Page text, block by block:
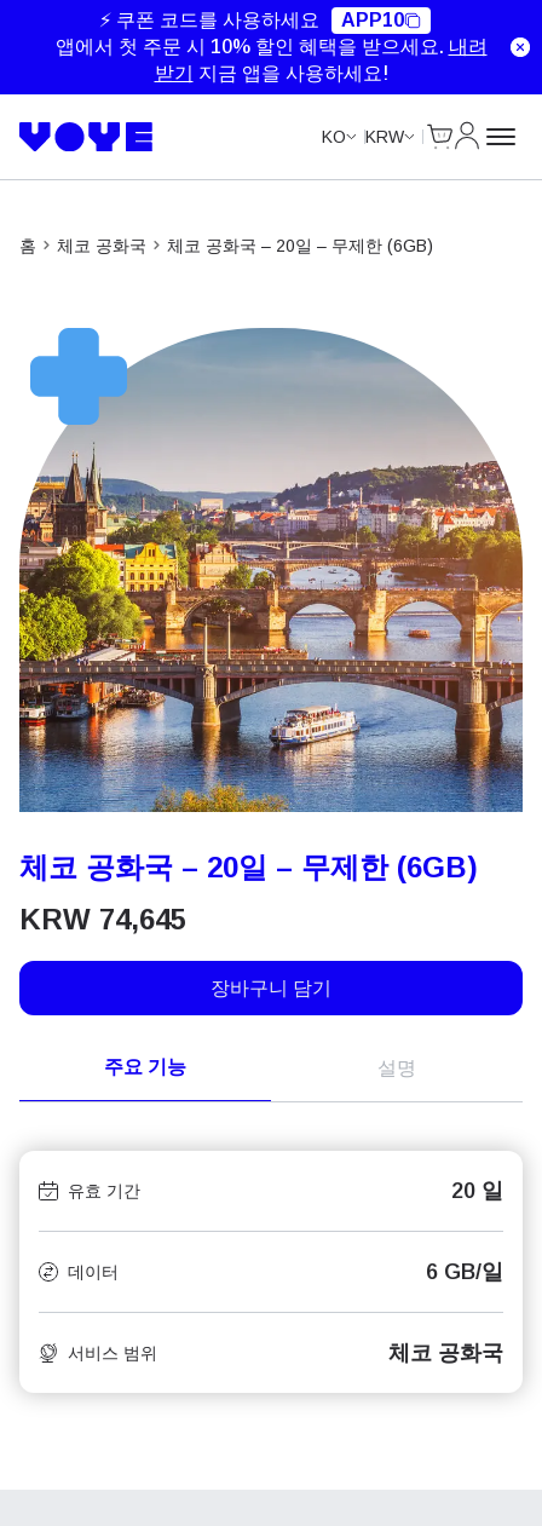
⚡ 쿠폰 코드를 사용하세요
APP10
앱에서 첫 주문 시 10% 할인 혜택을 받으세요. 내려
받기
지금 앱을 사용하세요!
KO KRW
홈 체코 공화국 체코 공화국 – 20일 – 무제한 (6GB)
체코 공화국 – 20일 – 무제한 (6GB)
KRW 74,645
장바구니 담기
주요 기능 설명
유효 기간 20 일
데이터 6 GB/일
서비스 범위 체코 공화국
Unlimited Data
Unlimited Data
Unlimited Data